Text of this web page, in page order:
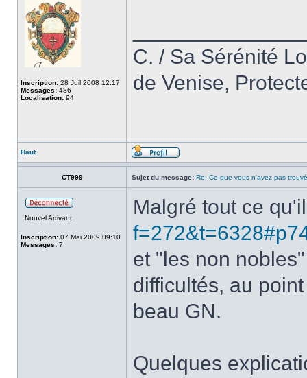
Inscription: 28 Juil 2008 12:17
Messages: 486
Localisation: 94
C. / Sa Sérénité
de Venise,
Haut
CT999 Sujet du message: Re: Ce que vous n'avez pas
Nouvel Arrivant
Inscription: 07 Mai 2009 09:10
Messages: 7
Malgré tout ce
et "les non
difficultés, au
beau GN.
Quelques